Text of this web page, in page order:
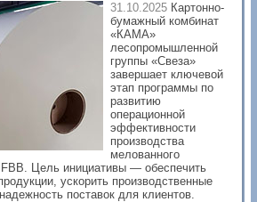
31.10.2025 Картонно-
бумажный комбинат
«КАМА»
лесопромышленной
группы «Свеза»
завершает ключевой
этап программы по
развитию
операционной
эффективности
производства
мелованного
FBB. Цель инициативы — обеспечить
ускорить производственные
поставок для клиентов.